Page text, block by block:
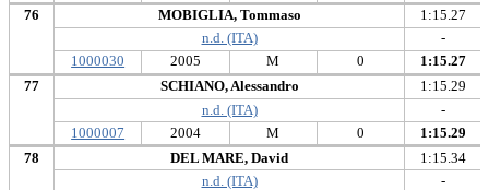
76
1000030
MOBIGLIA, Tommaso
2005 M
n.d. (ITA)
1:15.27
-
1:15.27
0
77
1000007
SCHIANO, Alessandro
2004 M
n.d. (ITA)
1:15.29
-
1:15.29
0
78
DEL MARE, David
n.d. (ITA)
1:15.34
-